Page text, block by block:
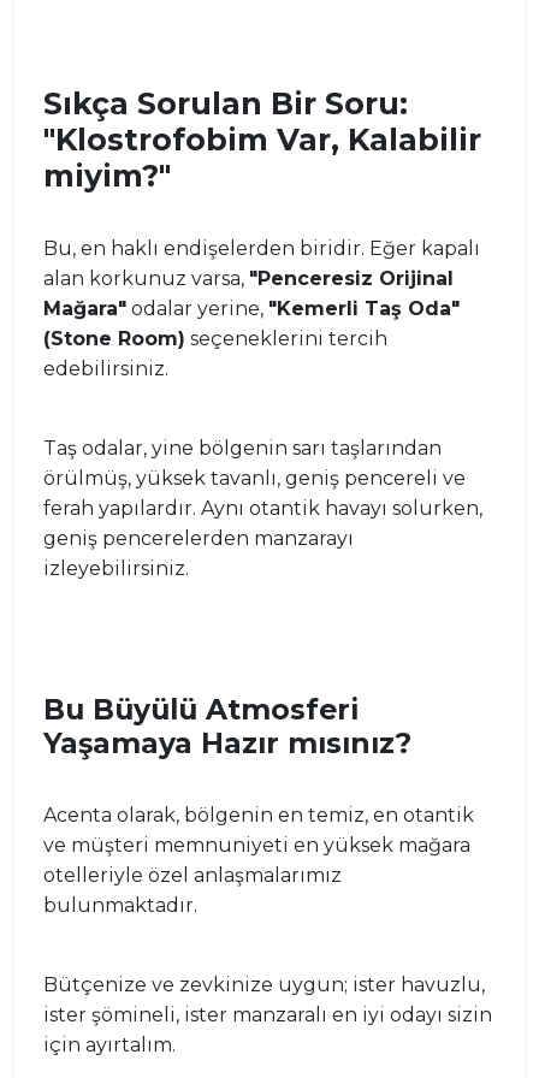
Sıkça Sorulan Bir Soru:
"Klostrofobim Var, Kalabilir
miyim?"
Bu, en haklı endişelerden biridir. Eğer kapalı
alan korkunuz varsa, "Penceresiz Orijinal
Mağara" odalar yerine, "Kemerli Taş Oda"
(Stone Room) seçeneklerini tercih
edebilirsiniz.
Taş odalar, yine bölgenin sarı taşlarından
örülmüş, yüksek tavanlı, geniş pencereli ve
ferah yapılardır. Aynı otantik havayı solurken,
geniş pencerelerden manzarayı
izleyebilirsiniz.
Bu Büyülü Atmosferi
Yaşamaya Hazır mısınız?
Acenta olarak, bölgenin en temiz, en otantik
ve müşteri memnuniyeti en yüksek mağara
otelleriyle özel anlaşmalarımız
bulunmaktadır.
Bütçenize ve zevkinize uygun; ister havuzlu,
ister şömineli, ister manzaralı en iyi odayı sizin
için ayırtalım.